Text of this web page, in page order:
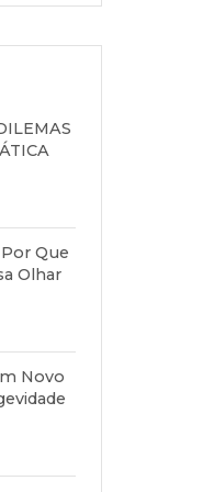
Que
Olhar
Novo